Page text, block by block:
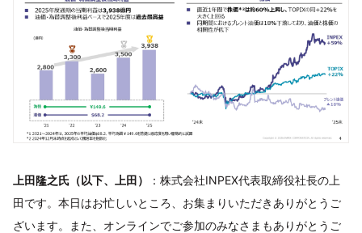
上田隆之氏（以下、上田）
：株式会社INPEX代表取締役社長の上
田です。本日はお忙しいところ、お集まりいただきありがとうご
ざいます。また、オンラインでご参加のみなさまもありがとうご